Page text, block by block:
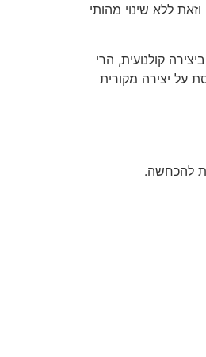
ללא שינוי מהותי
קולנועית, הרי
על יצירה מקורית
להכחשה.